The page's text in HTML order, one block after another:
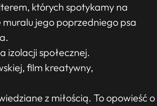
których spotykamy na
jego poprzedniego psa
izolacji społecznej.
film kreatywny,
z miłością. To opowieść o